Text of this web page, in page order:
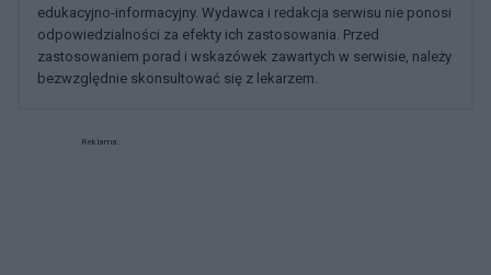
edukacyjno-informacyjny. Wydawca i redakcja serwisu nie ponosi
odpowiedzialności za efekty ich zastosowania. Przed
zastosowaniem porad i wskazówek zawartych w serwisie, należy
bezwzględnie skonsultować się z lekarzem.
Reklama: